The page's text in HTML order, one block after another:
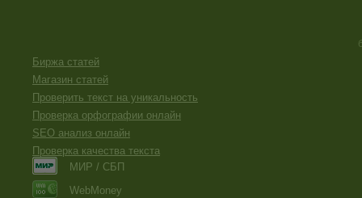
Биржа статей
Магазин статей
Проверить текст на уникальность
Проверка орфографии онлайн
SEO анализ онлайн
Проверка качества текста
МИР / СБП
WebMoney